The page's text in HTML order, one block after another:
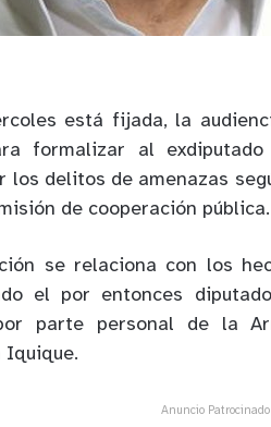
está fijada, la
formalizar al
los delitos de amenazas
de cooperación pública.
se relaciona con los
el por entonces
parte personal de la
Iquique.
Anuncio Patrocinado